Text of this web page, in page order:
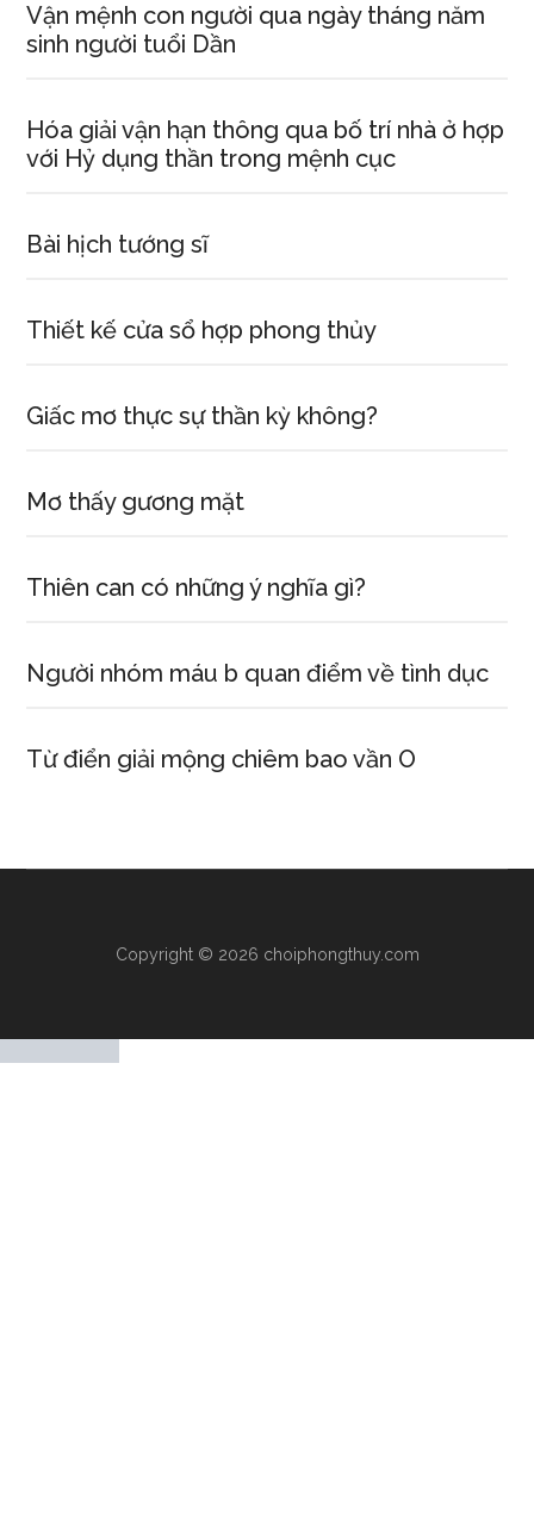
Vận mệnh con người qua ngày tháng năm
sinh người tuổi Dần
Hóa giải vận hạn thông qua bố trí nhà ở hợp
với Hỷ dụng thần trong mệnh cục
Bài hịch tướng sĩ
Thiết kế cửa sổ hợp phong thủy
Giấc mơ thực sự thần kỳ không?
Mơ thấy gương mặt
Thiên can có những ý nghĩa gì?
Người nhóm máu b quan điểm về tình dục
Từ điển giải mộng chiêm bao vần O
Copyright © 2026 choiphongthuy.com